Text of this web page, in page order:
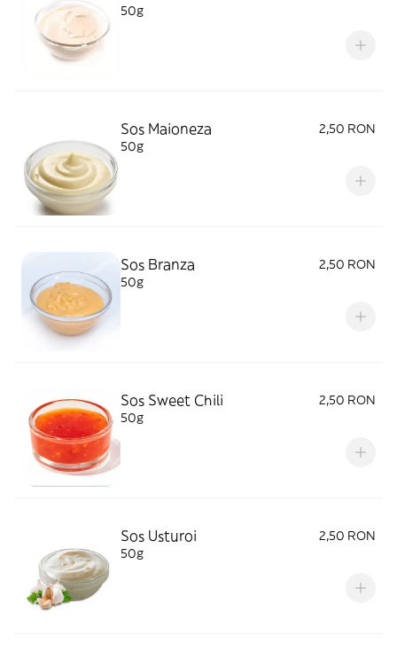
50g
Sos Maioneza
2,50 RON
50g
Sos Branza
2,50 RON
50g
Sos Sweet Chili
2,50 RON
50g
Sos Usturoi
2,50 RON
50g